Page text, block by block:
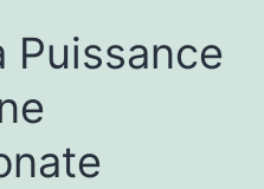
Puissance